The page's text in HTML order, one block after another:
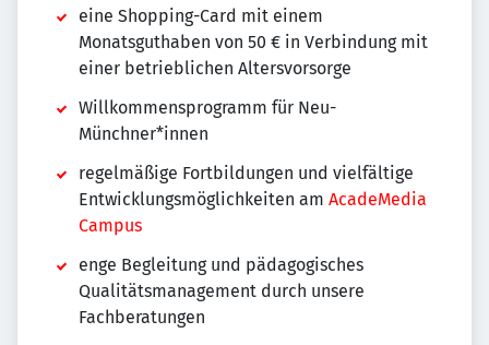
eine Shopping-Card mit einem
Monatsguthaben von 50 € in Verbindung mit
einer betrieblichen Altersvorsorge
Willkommensprogramm für Neu-
Münchner*innen
regelmäßige Fortbildungen und vielfältige
Entwicklungsmöglichkeiten am AcadeMedia
Campus
enge Begleitung und pädagogisches
Qualitätsmanagement durch unsere
Fachberatungen